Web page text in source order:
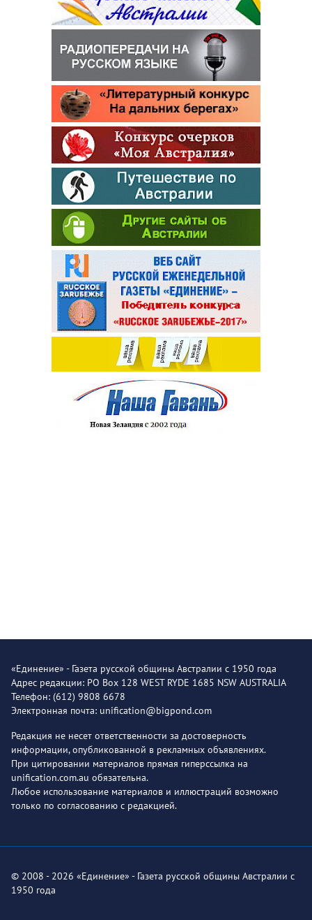
«Единение» - Газета русской общины Австралии с 1950 года
Адрес редакции: PO Box 128 WEST RYDE 1685 NSW AUSTRALIA
Телефон: (612) 9808 6678
Электронная почта: unification@bigpond.com
Редакция не несет ответственности за достоверность
информации, опубликованной в рекламных объявлениях.
При цитировании материалов прямая гиперссылка на
unification.com.au обязательна.
Любое использование материалов и иллюстраций возможно
только по согласованию с редакцией.
© 2008 - 2026 «Единение» - Газета русской общины Австралии с
1950 года